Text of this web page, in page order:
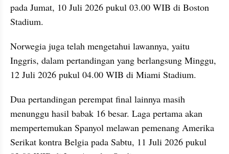
pada Jumat, 10 Juli 2026 pukul 03.00 WIB di Boston
Stadium.
Norwegia juga telah mengetahui lawannya, yaitu
Inggris, dalam pertandingan yang berlangsung Minggu,
12 Juli 2026 pukul 04.00 WIB di Miami Stadium.
Dua pertandingan perempat final lainnya masih
menunggu hasil babak 16 besar. Laga pertama akan
mempertemukan Spanyol melawan pemenang Amerika
Serikat kontra Belgia pada Sabtu, 11 Juli 2026 pukul